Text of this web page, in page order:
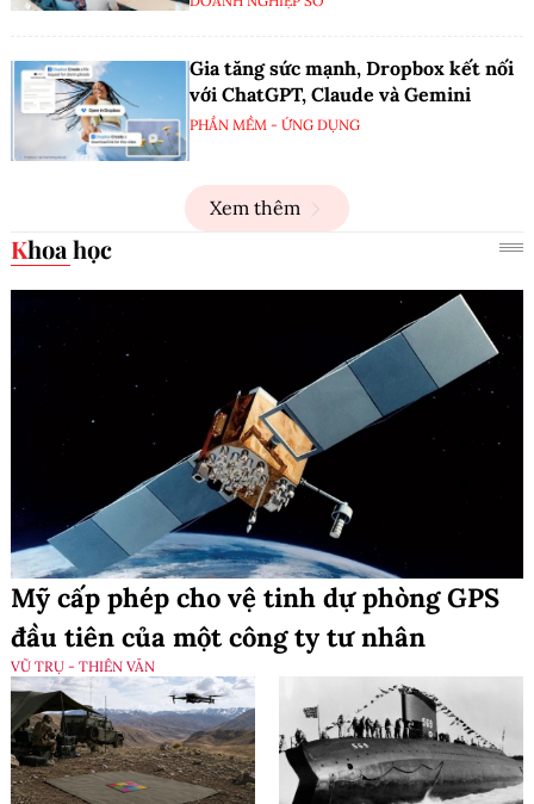
Gia tăng sức mạnh, Dropbox kết nối
với ChatGPT, Claude và Gemini
PHẦN MỀM - ỨNG DỤNG
Xem thêm
Khoa học
Mỹ cấp phép cho vệ tinh dự phòng GPS
đầu tiên của một công ty tư nhân
VŨ TRỤ - THIÊN VĂN